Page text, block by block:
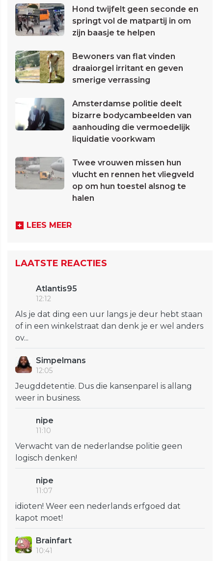
Hond twijfelt geen seconde en
springt vol de matpartij in om
zijn baasje te helpen
Bewoners van flat vinden
draaiorgel irritant en geven
smerige verrassing
Amsterdamse politie deelt
bizarre bodycambeelden van
aanhouding die vermoedelijk
liquidatie voorkwam
Twee vrouwen missen hun
vlucht en rennen het vliegveld
op om hun toestel alsnog te
halen
LEES MEER
LAATSTE REACTIES
Atlantis95
12:12
Als je dat ding een uur langs je deur hebt staan
of in een winkelstraat dan denk je er wel anders
ov...
Simpelmans
12:05
Jeugddetentie. Dus die kansenparel is allang
weer in business.
nipe
11:10
Verwacht van de nederlandse politie geen
logisch denken!
nipe
11:07
idioten! Weer een nederlands erfgoed dat
kapot moet!
Brainfart
10:41